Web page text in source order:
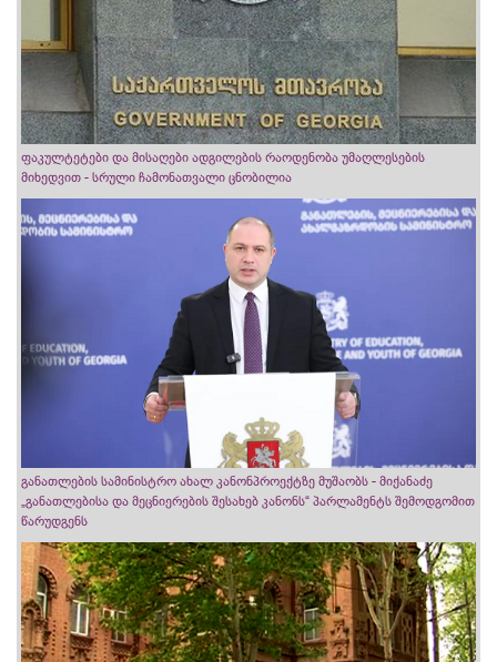
ფაკულტეტები და მისაღები ადგილების რაოდენობა უმაღლესების
მიხედვით - სრული ჩამონათვალი ცნობილია
განათლების სამინისტრო ახალ კანონპროექტზე მუშაობს - მიქანაძე
„განათლებისა და მეცნიერების შესახებ კანონს“ პარლამენტს შემოდგომით
წარუდგენს